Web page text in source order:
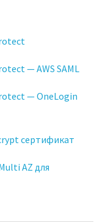
— AWS SAML
— OneLogin
сертификат
AZ для